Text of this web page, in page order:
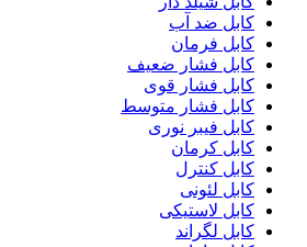
کابل ضد آب
کابل فرمان
کابل فشار ضعیف
کابل فشار قوی
کابل فشار متوسط
کابل فیبر نوری
کابل کرمان
کابل کنترل
کابل لئونی
کابل لاستیکی
کابل لگراند